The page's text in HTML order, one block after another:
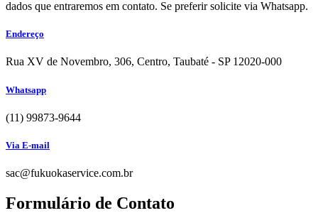
dados que entraremos em contato. Se preferir solicite via Whatsapp.
Endereço
Rua XV de Novembro, 306, Centro, Taubaté - SP 12020-000
Whatsapp
(11) 99873-9644
Via E-mail
sac@fukuokaservice.com.br
Formulário de Contato